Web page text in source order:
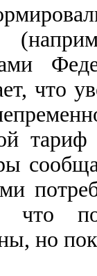
что
тариф
что
но